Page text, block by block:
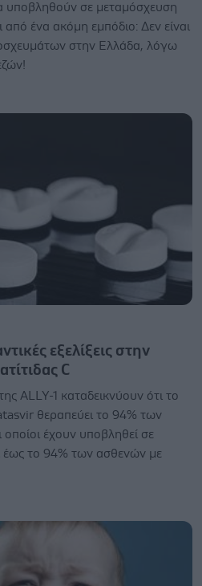
υποβληθούν σε μεταμόσχευση
από ένα ακόμη εμπόδιο: Δεν είναι
στην Ελλάδα, λόγω
εξελίξεις στην
C
ALLY-1 καταδεικνύουν ότι το
θεραπεύει το 94% των
οποίοι έχουν υποβληθεί σε
έως το 94% των ασθενών με